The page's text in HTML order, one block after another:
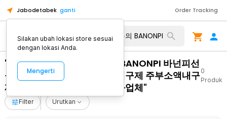
Jabodetabek ganti Order Tracking
"선불폰유심팝니다 탤G문의 BANONPI 바넌피선
불유심내구제 백수당일급전내구제 주부소액내구
제추천 고령군선불유심현금화업체"
0
Produk
Filter Urutkan
Silakan ubah lokasi store sesuai
dengan lokasi Anda.
Mengerti